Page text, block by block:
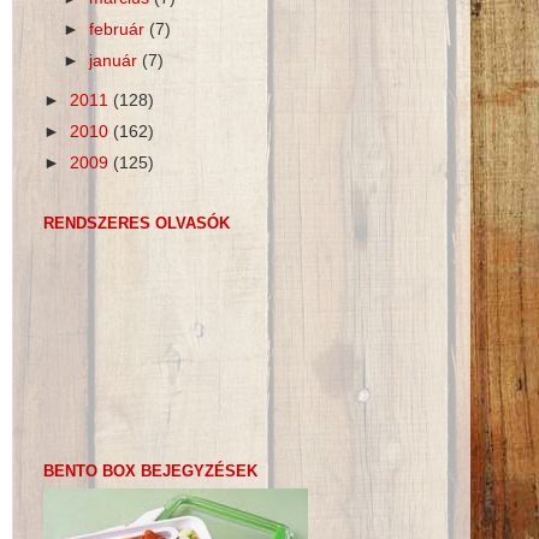
►február (7)
► január (7)
► 2011 (128)
► 2010 (162)
► 2009 (125)
RENDSZERES OLVASÓK
BENTO BOX BEJEGYZÉSEK